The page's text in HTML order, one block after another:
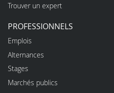
Trouver un expert
PROFESSIONNELS
Emplois
Alternances
Stages
Marchés publics